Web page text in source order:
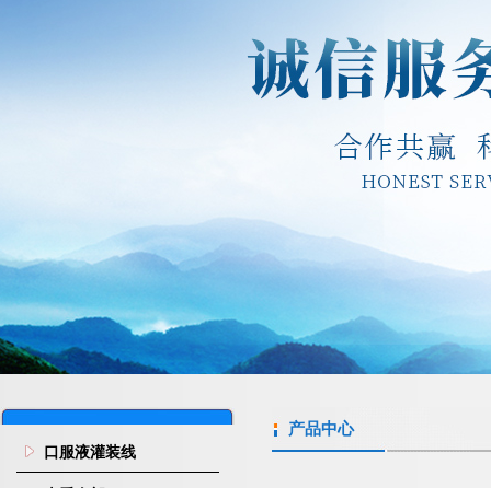
口服液灌装线
产品中心